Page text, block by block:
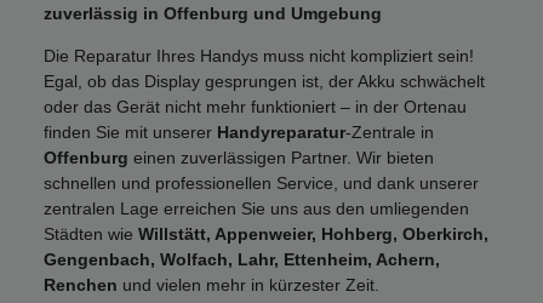
zuverlässig in Offenburg und Umgebung
Die Reparatur Ihres Handys muss nicht kompliziert sein!
Egal, ob das Display gesprungen ist, der Akku schwächelt
oder das Gerät nicht mehr funktioniert – in der Ortenau
finden Sie mit unserer Handyreparatur-Zentrale in
Offenburg einen zuverlässigen Partner. Wir bieten
schnellen und professionellen Service, und dank unserer
zentralen Lage erreichen Sie uns aus den umliegenden
Städten wie Willstätt, Appenweier, Hohberg, Oberkirch,
Gengenbach, Wolfach, Lahr, Ettenheim, Achern,
Renchen und vielen mehr in kürzester Zeit.